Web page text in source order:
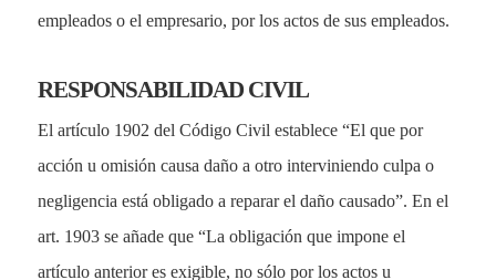
empleados o el empresario, por los actos de sus empleados.
RESPONSABILIDAD CIVIL
El artículo 1902 del Código Civil establece “El que por
acción u omisión causa daño a otro interviniendo culpa o
negligencia está obligado a reparar el daño causado”. En el
art. 1903 se añade que “La obligación que impone el
artículo anterior es exigible, no sólo por los actos u